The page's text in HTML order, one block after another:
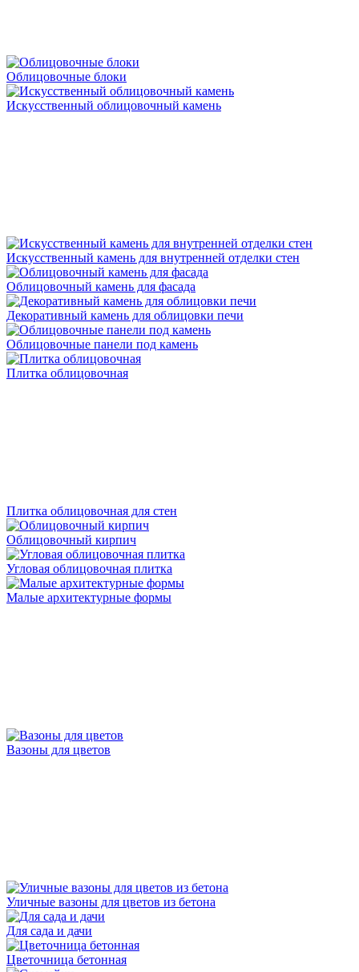
Облицовочные блоки
Искусственный облицовочный камень
Искусственный камень для внутренней отделки стен
Облицовочный камень для фасада
Декоративный камень для облицовки печи
Облицовочные панели под камень
Плитка облицовочная
Плитка облицовочная для стен
Облицовочный кирпич
Угловая облицовочная плитка
Малые архитектурные формы
Вазоны для цветов
Уличные вазоны для цветов из бетона
Для сада и дачи
Цветочница бетонная